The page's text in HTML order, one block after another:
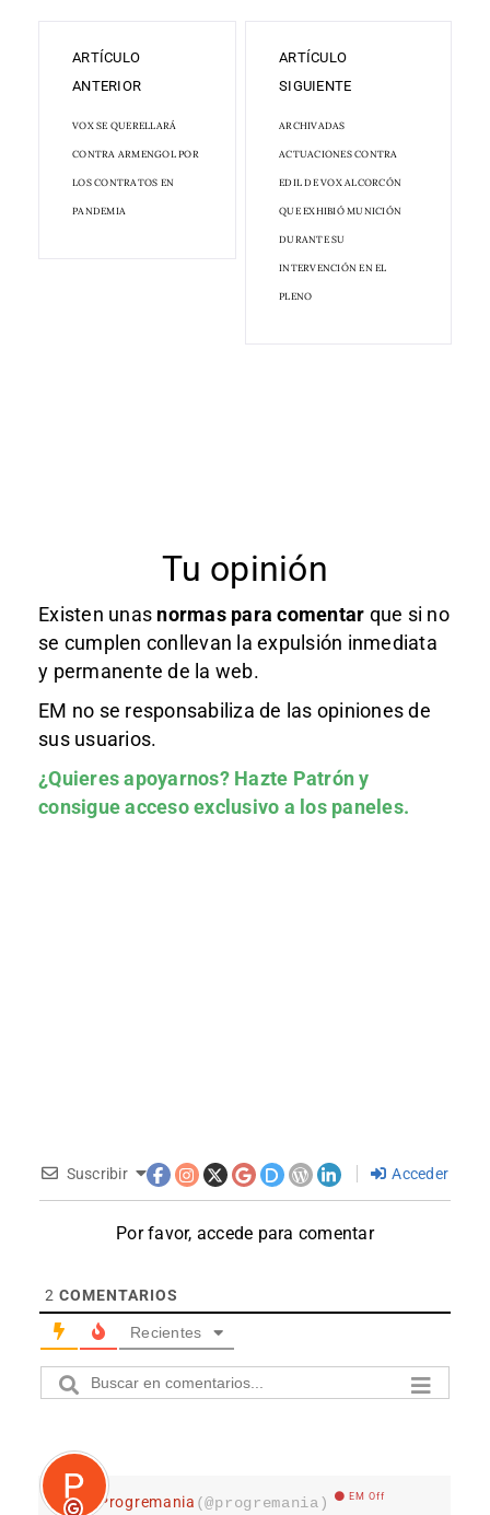
ARTÍCULO
ANTERIOR
VOX SE QUERELLARÁ
CONTRA ARMENGOL POR
LOS CONTRATOS EN
PANDEMIA
ARTÍCULO
SIGUIENTE
ARCHIVADAS
ACTUACIONES CONTRA
EDIL DE VOX ALCORCÓN
QUE EXHIBIÓ MUNICIÓN
DURANTE SU
INTERVENCIÓN EN EL
PLENO
Tu opinión
Existen unas normas para comentar que si no
se cumplen conllevan la expulsión inmediata
y permanente de la web.
EM no se responsabiliza de las opiniones de
sus usuarios.
¿Quieres apoyarnos? Hazte Patróny
consigue acceso exclusivo a los paneles.
Suscribir Acceder
Por favor, accede para comentar
2 COMENTARIOS
Recientes
Progremania (@progremania) EM Off